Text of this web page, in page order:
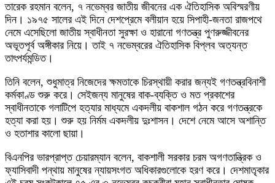
তারেক রহমান বলেন, ৭ নভেম্বর জাতীয় জীবনের এক ঐতিহাসিক অবিস্মরণীয়
দিন। ১৯৭৫ সালের এই দিনে দেশপ্রেমে বলীয়ান হয়ে সিপাহী-জনতা রাজপথে
নেমে এসেছিলো জাতীয় স্বাধীনতা সুরক্ষা ও হারানো গণতন্ত্র পুণরুজ্জীবনের
অভূতপূর্ব অঙ্গীকার নিয়ে। তাই ৭ নভেম্বরের ঐতিহাসিক বিপ্লব অত্যন্ত
তাৎপর্যমন্ডিত।
তিনি বলেন, শুধুমাত্র নিজেদের ক্ষমতাকে চিরস্থায়ী করার জন্যই গণতন্ত্রবিনাশী
কর্মকাণ্ড শুরু করে। সেইজন্য মানুষের বাক-ব্যক্তি ও মত প্রকাশের
স্বাধীনতাকে গলাটিপে হত্যার মাধ্যমে একদলীয় বাকশাল গঠন করে গণতন্ত্রকে
হত্যা করা হয়। শুরু হয় নির্মম একদলীয় দুঃশাসন। দেশে নেমে আসে অশান্তি
ও হতাশার কালো ছায়া।
বিএনপির ভারপ্রাপ্ত চেয়ারম্যান বলেন, বাকশালী সরকার চরম অগণতান্ত্রিক ও
ফ্যাসিবাদী পন্থায় মানুষের ন্যায়সংগত অধিকারগুলোকে হরণ করে। দেশমাতৃকার